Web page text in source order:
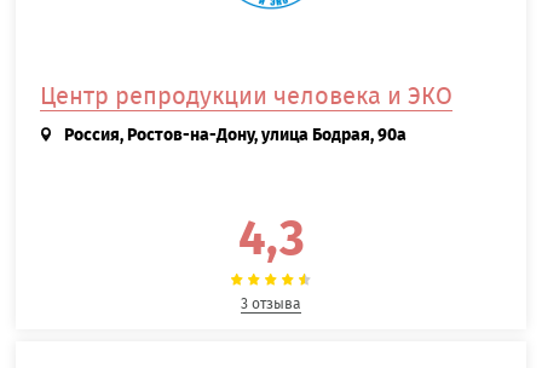
Центр репродукции человека и ЭКО
Россия, Ростов-на-Дону, улица Бодрая, 90а
4,3
3 отзыва